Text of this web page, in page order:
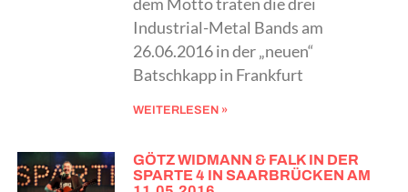
dem Motto traten die drei
Industrial-Metal Bands am
26.06.2016 in der „neuen“
Batschkapp in Frankfurt
WEITERLESEN »
GÖTZ WIDMANN & FALK IN DER
SPARTE 4 IN SAARBRÜCKEN AM